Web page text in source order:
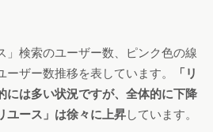
」検索のユーザー数、ピンク色の線
ザー数推移を表しています。
「リ
には多い状況ですが、全体的に下降
ユース」は徐々に上昇しています。